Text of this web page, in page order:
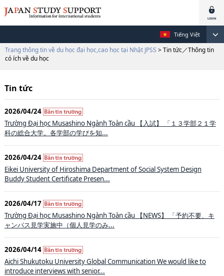
Tiếng Việt
Trang thông tin về du học đại học,cao học tại Nhật JPSS > Tin tức／Thông tin
có ích về du học
Tin tức
2026/04/24
Trường Đại học Musashino Ngành Toàn cầu 【入試】 「１３学部２１学
科の総合大学。各学部の学びを知...
2026/04/24
Eikei University of Hiroshima Department of Social System Design
Buddy Student Certificate Presen...
2026/04/17
Trường Đại học Musashino Ngành Toàn cầu 【NEWS】 「予約不要、キ
ャンパス見学実施中（個人見学のみ...
2026/04/14
Aichi Shukutoku University Global Communication We would like to
introduce interviews with senior...